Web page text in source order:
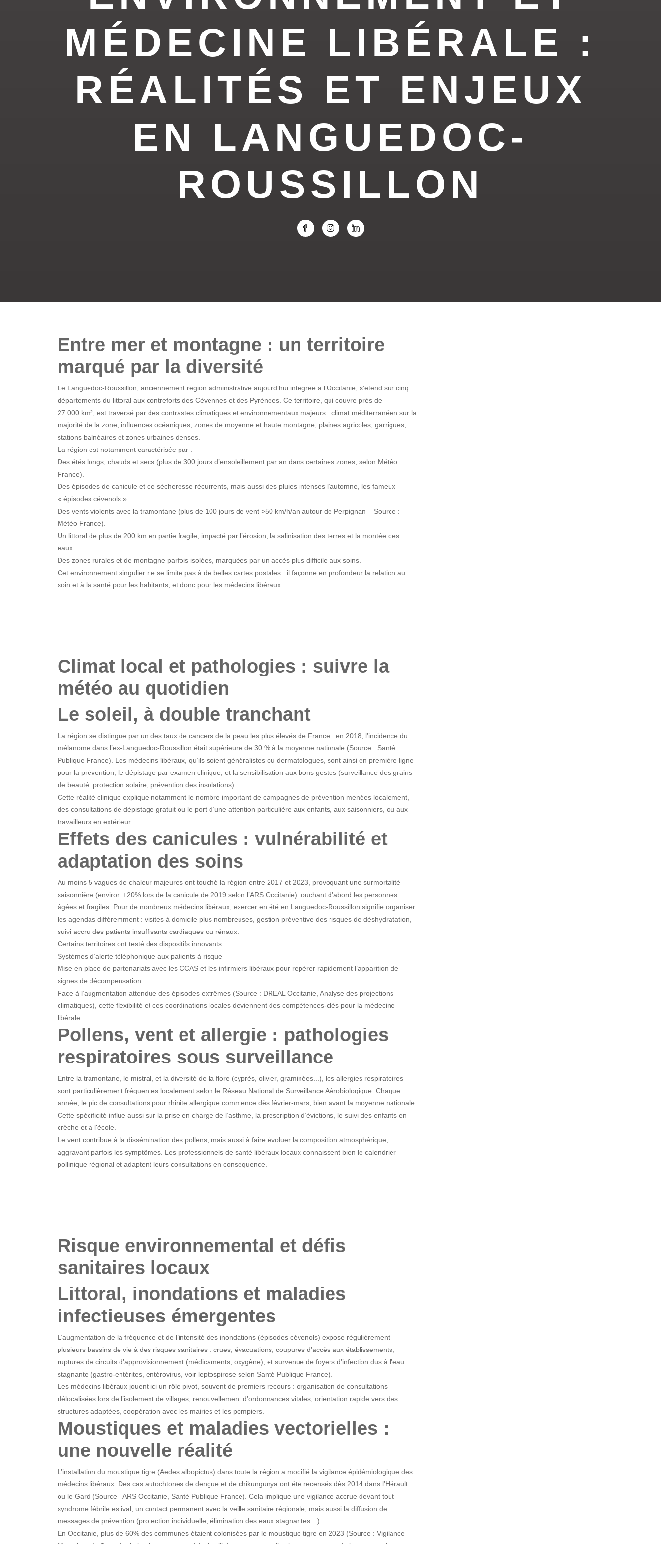
MÉDECINE LIBÉRALE :
RÉALITÉS ET ENJEUX
EN LANGUEDOC-
ROUSSILLON
Entre mer et montagne : un territoire
marqué par la diversité
Le Languedoc-Roussillon, anciennement région administrative aujourd’hui intégrée à l’Occitanie, s’étend sur cinq
départements du littoral aux contreforts des Cévennes et des Pyrénées. Ce territoire, qui couvre près de
27 000 km², est traversé par des contrastes climatiques et environnementaux majeurs : climat méditerranéen sur la
majorité de la zone, influences océaniques, zones de moyenne et haute montagne, plaines agricoles, garrigues,
stations balnéaires et zones urbaines denses.
La région est notamment caractérisée par :
Des étés longs, chauds et secs (plus de 300 jours d’ensoleillement par an dans certaines zones, selon Météo
France).
Des épisodes de canicule et de sécheresse récurrents, mais aussi des pluies intenses l’automne, les fameux
« épisodes cévenols ».
Des vents violents avec la tramontane (plus de 100 jours de vent >50 km/h/an autour de Perpignan – Source :
Météo France).
Un littoral de plus de 200 km en partie fragile, impacté par l’érosion, la salinisation des terres et la montée des
eaux.
Des zones rurales et de montagne parfois isolées, marquées par un accès plus difficile aux soins.
Cet environnement singulier ne se limite pas à de belles cartes postales : il façonne en profondeur la relation au
soin et à la santé pour les habitants, et donc pour les médecins libéraux.
Climat local et pathologies : suivre la
météo au quotidien
Le soleil, à double tranchant
La région se distingue par un des taux de cancers de la peau les plus élevés de France : en 2018, l’incidence du
mélanome dans l’ex-Languedoc-Roussillon était supérieure de 30 % à la moyenne nationale (Source : Santé
Publique France). Les médecins libéraux, qu’ils soient généralistes ou dermatologues, sont ainsi en première ligne
pour la prévention, le dépistage par examen clinique, et la sensibilisation aux bons gestes (surveillance des grains
de beauté, protection solaire, prévention des insolations).
Cette réalité clinique explique notamment le nombre important de campagnes de prévention menées localement,
des consultations de dépistage gratuit ou le port d’une attention particulière aux enfants, aux saisonniers, ou aux
travailleurs en extérieur.
Effets des canicules : vulnérabilité et
adaptation des soins
Au moins 5 vagues de chaleur majeures ont touché la région entre 2017 et 2023, provoquant une surmortalité
saisonnière (environ +20% lors de la canicule de 2019 selon l’ARS Occitanie) touchant d’abord les personnes
âgées et fragiles. Pour de nombreux médecins libéraux, exercer en été en Languedoc-Roussillon signifie organiser
les agendas différemment : visites à domicile plus nombreuses, gestion préventive des risques de déshydratation,
suivi accru des patients insuffisants cardiaques ou rénaux.
Certains territoires ont testé des dispositifs innovants :
Systèmes d’alerte téléphonique aux patients à risque
Mise en place de partenariats avec les CCAS et les infirmiers libéraux pour repérer rapidement l’apparition de
signes de décompensation
Face à l’augmentation attendue des épisodes extrêmes (Source : DREAL Occitanie, Analyse des projections
climatiques), cette flexibilité et ces coordinations locales deviennent des compétences-clés pour la médecine
libérale.
Pollens, vent et allergie : pathologies
respiratoires sous surveillance
Entre la tramontane, le mistral, et la diversité de la flore (cyprès, olivier, graminées...), les allergies respiratoires
sont particulièrement fréquentes localement selon le Réseau National de Surveillance Aérobiologique. Chaque
année, le pic de consultations pour rhinite allergique commence dès février-mars, bien avant la moyenne nationale.
Cette spécificité influe aussi sur la prise en charge de l’asthme, la prescription d’évictions, le suivi des enfants en
crèche et à l’école.
Le vent contribue à la dissémination des pollens, mais aussi à faire évoluer la composition atmosphérique,
aggravant parfois les symptômes. Les professionnels de santé libéraux locaux connaissent bien le calendrier
pollinique régional et adaptent leurs consultations en conséquence.
Risque environnemental et défis
sanitaires locaux
Littoral, inondations et maladies
infectieuses émergentes
L’augmentation de la fréquence et de l’intensité des inondations (épisodes cévenols) expose régulièrement
plusieurs bassins de vie à des risques sanitaires : crues, évacuations, coupures d’accès aux établissements,
ruptures de circuits d’approvisionnement (médicaments, oxygène), et survenue de foyers d’infection dus à l’eau
stagnante (gastro-entérites, entérovirus, voir leptospirose selon Santé Publique France).
Les médecins libéraux jouent ici un rôle pivot, souvent de premiers recours : organisation de consultations
délocalisées lors de l’isolement de villages, renouvellement d’ordonnances vitales, orientation rapide vers des
structures adaptées, coopération avec les mairies et les pompiers.
Moustiques et maladies vectorielles :
une nouvelle réalité
L’installation du moustique tigre (Aedes albopictus) dans toute la région a modifié la vigilance épidémiologique des
médecins libéraux. Des cas autochtones de dengue et de chikungunya ont été recensés dès 2014 dans l’Hérault
ou le Gard (Source : ARS Occitanie, Santé Publique France). Cela implique une vigilance accrue devant tout
syndrome fébrile estival, un contact permanent avec la veille sanitaire régionale, mais aussi la diffusion de
messages de prévention (protection individuelle, élimination des eaux stagnantes…).
En Occitanie, plus de 60% des communes étaient colonisées par le moustique tigre en 2023 (Source : Vigilance